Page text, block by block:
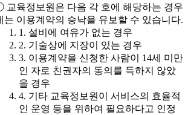
교육정보원은 다음 각 호에 해당하는 경우
는 이용계약의 승낙을 유보할 수 있습니다.
1. 설비에 여유가 없는 경우
2. 기술상에 지장이 있는 경우
3. 이용계약을 신청한 사람이 14세 미만
인 자로 친권자의 동의를 득하지 않았
을 경우
4. 기타 교육정보원이 서비스의 효율적
인 운영 등을 위하여 필요하다고 인정